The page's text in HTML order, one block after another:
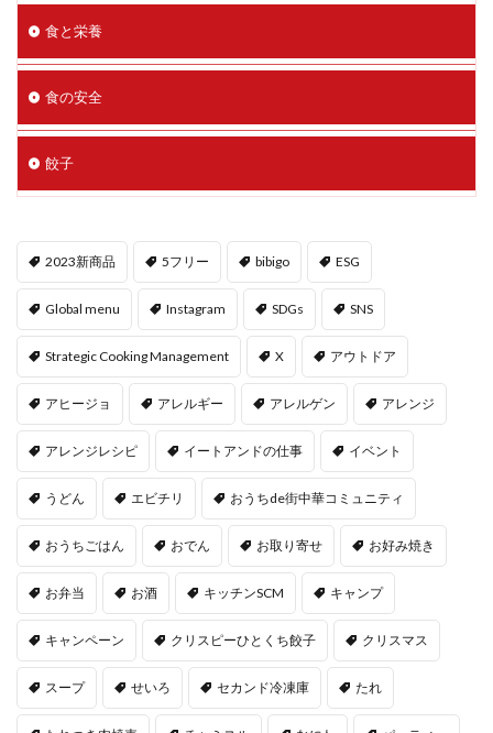
食と栄養
食の安全
餃子
2023新商品 5フリー bibigo ESG
Global menu Instagram SDGs SNS
Strategic Cooking Management X アウトドア
アヒージョ アレルギー アレルゲン アレンジ
アレンジレシピ イートアンドの仕事 イベント
うどん エビチリ おうちde街中華コミュニティ
おうちごはん おでん お取り寄せ お好み焼き
お弁当 お酒 キッチンSCM キャンプ
キャンペーン クリスピーひとくち餃子 クリスマス
スープ せいろ セカンド冷凍庫 たれ